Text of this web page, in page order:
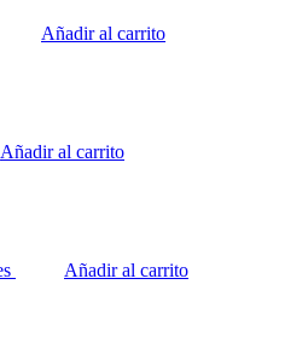
Añadir al carrito
Añadir al carrito
Añadir al carrito